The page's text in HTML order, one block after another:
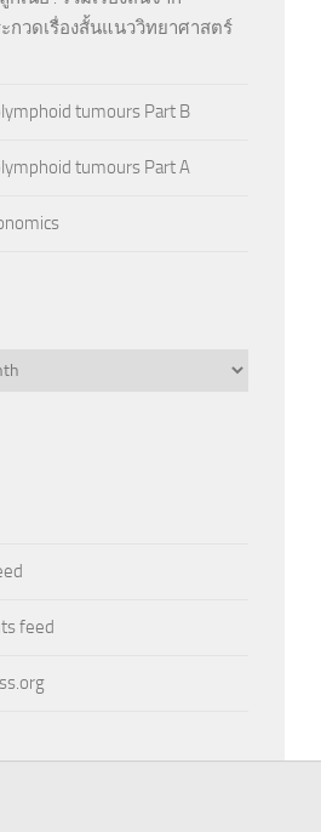
กวดเรื่องสั้นแนววิทยาศาสตร์
tumours Part B
tumours Part A
feed